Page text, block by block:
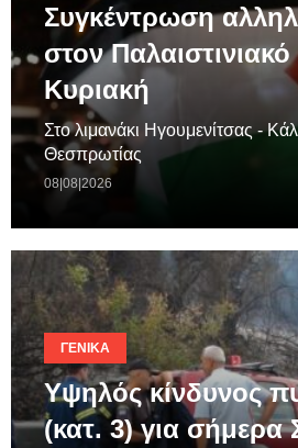
Συγκέντρωση
στον
Κυριακή
Στο λιμανάκι Ηγουμενίτσας -
Θεσπρωτίας
08|08|2026
ΓΕΝΙΚΆ
Υψηλός κίνδυνος
(κατ. 3) για σήμερα